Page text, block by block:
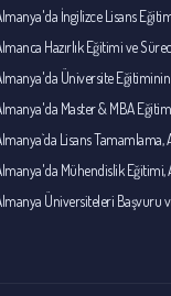
İngilizce Lisans
Hazırlık Eğitimi ve
Üniversite
Master & MBA
Lisans Tamamlama,
Mühendislik
Üniversiteleri Başvuru